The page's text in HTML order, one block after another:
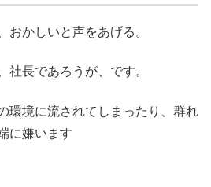
おかしいと声をあげる。
社長であろうが、です。
環境に流されてしまったり、群れ
に嫌います